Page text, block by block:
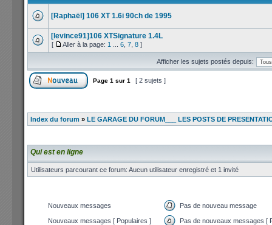
[Raphaël] 106 XT 1.6i 90ch de 1995
[levince91]106 XTSignature 1.4L
[ Aller à la page: 1 6 7 8 ]
Afficher les sujets postés depuis:
Page 1 sur 1 [ 2 sujets ]
Index du forum » LE GARAGE DU FORUM___ LES POSTS DE
Qui est en ligne
Utilisateurs parcourant ce forum: Aucun utilisateur enregistré et 1 invité
Nouveaux messages Pas de nouveau message
Nouveaux messages [ Populaires ] Pas de nouveaux messages [